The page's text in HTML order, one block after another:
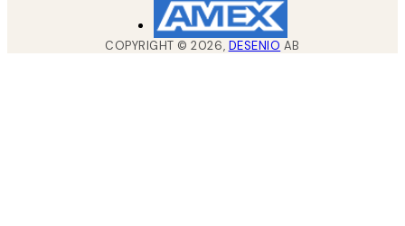
COPYRIGHT ©2026, DESENIO AB